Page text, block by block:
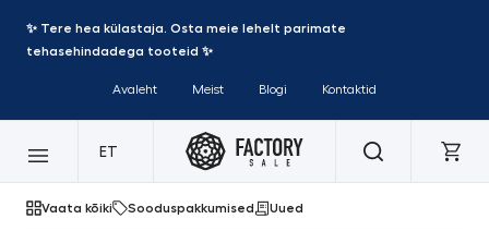
✨ Tere hea külastaja. Osta meie lehelt parimate
tehasehindadega tooteid ✨
Avaleht Meist Blogi Kontaktid
ET
Vaata kõiki Sooduspakkumised Uued